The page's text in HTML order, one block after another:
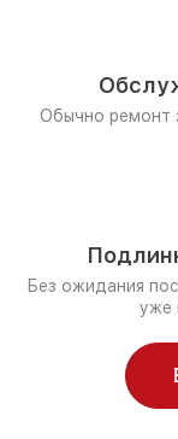
Обычно ремонт
Без ожидания
уже